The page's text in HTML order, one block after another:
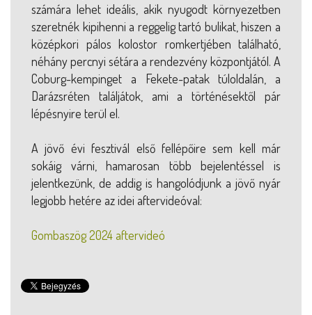
számára lehet ideális, akik nyugodt környezetben
szeretnék kipihenni a reggelig tartó bulikat, hiszen a
középkori pálos kolostor romkertjében található,
néhány percnyi sétára a rendezvény központjától. A
Coburg-kempinget a Fekete-patak túloldalán, a
Darázsréten találjátok, ami a történésektől pár
lépésnyire terül el.
A jövő évi fesztivál első fellépőire sem kell már
sokáig várni, hamarosan több bejelentéssel is
jelentkezünk, de addig is hangolódjunk a jövő nyár
legjobb hetére az idei aftervideóval:
Gombaszög 2024 aftervideó